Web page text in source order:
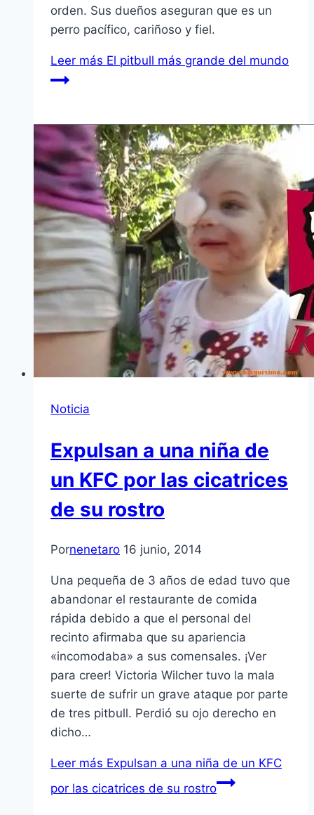
orden. Sus dueños aseguran que es un
perro pacífico, cariñoso y fiel.
Leer más El pitbull más grande del mundo
Noticia
Expulsan a una niña de
un KFC por las cicatrices
de su rostro
Pornenetaro 16 junio, 2014
Una pequeña de 3 años de edad tuvo que
abandonar el restaurante de comida
rápida debido a que el personal del
recinto afirmaba que su apariencia
«incomodaba» a sus comensales. ¡Ver
para creer! Victoria Wilcher tuvo la mala
suerte de sufrir un grave ataque por parte
de tres pitbull. Perdió su ojo derecho en
dicho…
Leer más Expulsan a una niña de un KFC
por las cicatrices de su rostro